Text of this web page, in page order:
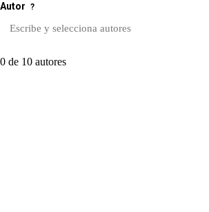
Autor ?
0 de 10 autores